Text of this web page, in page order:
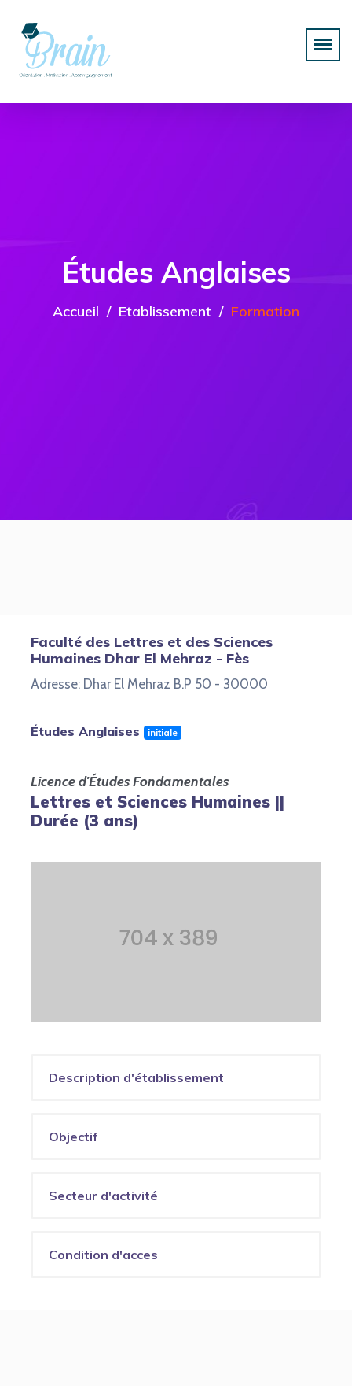
Études Anglaises
Accueil Etablissement Formation
Faculté des Lettres et des Sciences
Humaines Dhar El Mehraz - Fès
Adresse: Dhar El Mehraz B.P 50 - 30000
Études Anglaises initiale
Licence d'Études Fondamentales
Lettres et Sciences Humaines ||
Durée (3 ans)
Description d'établissement
Objectif
Secteur d'activité
Condition d'acces